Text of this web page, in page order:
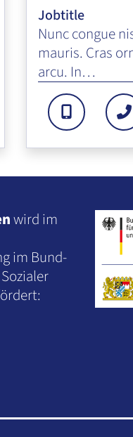
Jobtitle
Nunc congue
mauris. Cras
arcu. In…
Zum Mitarbeiter
wird im
im Bund-